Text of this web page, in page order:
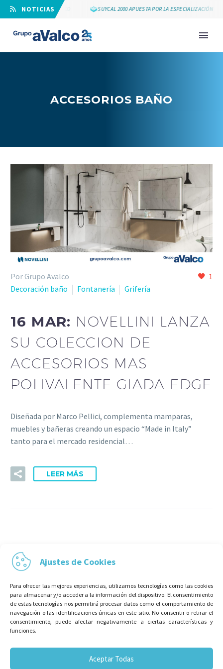
Ajustes de Cookies
Para ofrecer las mejores experiencias, utilizamos tecnologías como las cookies
para almacenar y/o acceder a la información del dispositivo. El consentimiento
de estas tecnologías nos permitirá procesar datos como el comportamiento de
navegación o las identificaciones únicas en este sitio. No consentir o retirar el
consentimiento, puede afectar negativamente a ciertas características y
funciones.
Aceptar Todas
⠀NOTICIAS
25 AÑOS DE GRUPO AVALCO SUYCAL 2000 APUESTA POR LA ESPECIALIZACIÓN
ACCESORIOS BAÑO
1
Por Grupo Avalco
Decoración baño
Fontanería Grifería
16 MAR: NOVELLINI LANZA
SU COLECCION DE
ACCESORIOS MAS
POLIVALENTE GIADA EDGE
Diseñada por Marco Pellici, complementa mamparas,
muebles y bañeras creando un espacio “Made in Italy”
tanto para el mercado residencial…
LEER MÁS